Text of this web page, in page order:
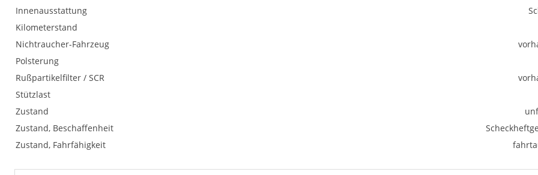
Innenausstattung
Kilometerstand
Nichtraucher-Fahrzeug
Polsterung
Rußpartikelfilter / SCR
Stützlast
Zustand
Zustand, Beschaffenheit
Zustand, Fahrfähigkeit